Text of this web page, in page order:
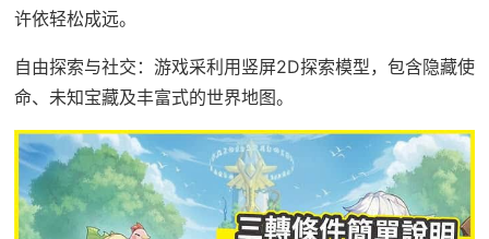
许依轻松成远。
自由探索与社交：游戏采利用竖屏2D探索模型，包含隐藏使
命、未知宝藏及丰富式的世界地图。